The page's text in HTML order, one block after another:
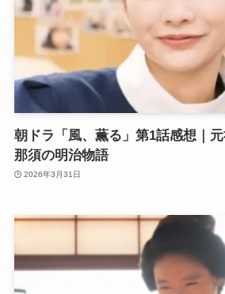
朝ドラ「風、薫る」第1話感想｜
那須の明治物語
2026年3月31日